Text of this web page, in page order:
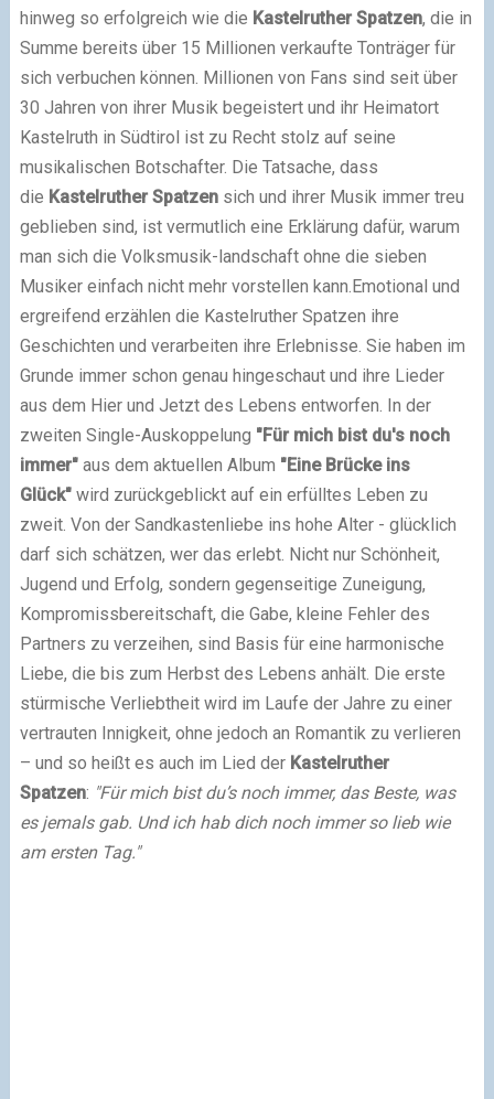
hinweg so erfolgreich wie die Kastelruther Spatzen, die in
Summe bereits über 15 Millionen verkaufte Tonträger für
sich verbuchen können. Millionen von Fans sind seit über
30 Jahren von ihrer Musik begeistert und ihr Heimatort
Kastelruth in Südtirol ist zu Recht stolz auf seine
musikalischen Botschafter. Die Tatsache, dass
die Kastelruther Spatzen sich und ihrer Musik immer treu
geblieben sind, ist vermutlich eine Erklärung dafür, warum
man sich die Volksmusik-landschaft ohne die sieben
Musiker einfach nicht mehr vorstellen kann. Emotional und
ergreifend erzählen die Kastelruther Spatzen ihre
Geschichten und verarbeiten ihre Erlebnisse. Sie haben im
Grunde immer schon genau hingeschaut und ihre Lieder
aus dem Hier und Jetzt des Lebens entworfen. In der
zweiten Single-Auskoppelung "Für mich bist du's noch
immer" aus dem aktuellen Album "Eine Brücke ins
Glück" wird zurückgeblickt auf ein erfülltes Leben zu
zweit. Von der Sandkastenliebe ins hohe Alter - glücklich
darf sich schätzen, wer das erlebt. Nicht nur Schönheit,
Jugend und Erfolg, sondern gegenseitige Zuneigung,
Kompromissbereitschaft, die Gabe, kleine Fehler des
Partners zu verzeihen, sind Basis für eine harmonische
Liebe, die bis zum Herbst des Lebens anhält. Die erste
stürmische Verliebtheit wird im Laufe der Jahre zu einer
vertrauten Innigkeit, ohne jedoch an Romantik zu verlieren
– und so heißt es auch im Lied der Kastelruther
Spatzen: "Für mich bist du’s noch immer, das Beste, was
es jemals gab. Und ich hab dich noch immer so lieb wie
am ersten Tag."